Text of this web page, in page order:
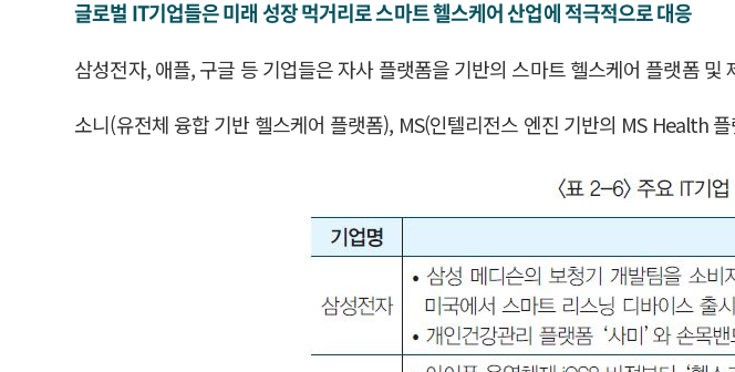
글로벌 IT기업들은 미래 성장 먹거리로 스마트 헬스케어 산업에 적극적으로 대응
삼성전자, 애플, 구글 등 기업들은 자사 플랫폼을 기반의 스마트 헬스케어 플랫폼 및
소니(유전체 융합 기반 헬스케어 플랫폼), MS(인텔리전스 엔진 기반의 MS Health